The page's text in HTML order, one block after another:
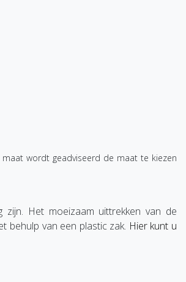
wordt geadviseerd de maat te kiezen
Het moeizaam uittrekken van de
behulp van een plastic zak. Hier kunt u